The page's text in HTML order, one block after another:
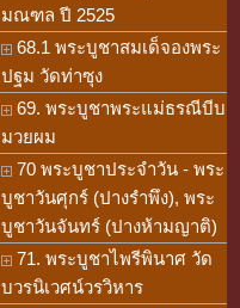
มณฑล ปี 2525
68.1 พระบูชาสมเด็จองพระ
ปฐม วัดท่าซุง
69. พระบูชาพระแม่ธรณีบีบ
มวยผม
70 พระบูชาประจำวัน - พระ
บูชาวันศุกร์ (ปางรำพึง), พระ
บูชาวันจันทร์ (ปางห้ามญาติ)
71. พระบูชาไพรีพินาศ วัด
บวรนิเวศน์วรวิหาร